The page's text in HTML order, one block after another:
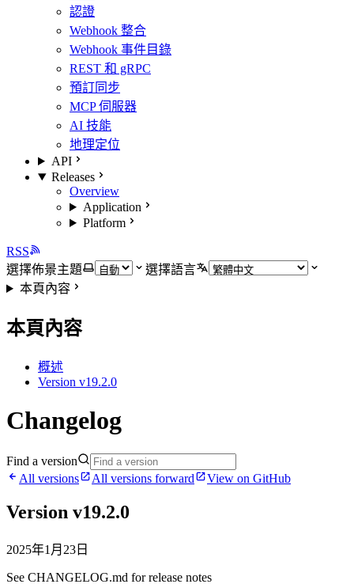
認證
Webhook 整合
Webhook 事件目錄
REST 和 gRPC
預訂同步
MCP 伺服器
AI 技能
地理定位
API
Releases
Overview
Application
Platform
RSS
選擇佈景主題
選擇語言
本頁內容
本頁內容
概述
Version v19.2.0
Changelog
Find a version
All versions
All versions forward View on GitHub
Version v19.2.0
2025年1月23日
See CHANGELOG.md for release notes